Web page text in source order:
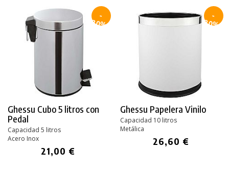
-
30%
Ghessu Cubo 5 litros con
Pedal
Capacidad 5 litros
Acero Inox
21,00 €
-
30%
Ghessu Papelera Vinilo
Capacidad 10 litros
Metálica
26,60 €